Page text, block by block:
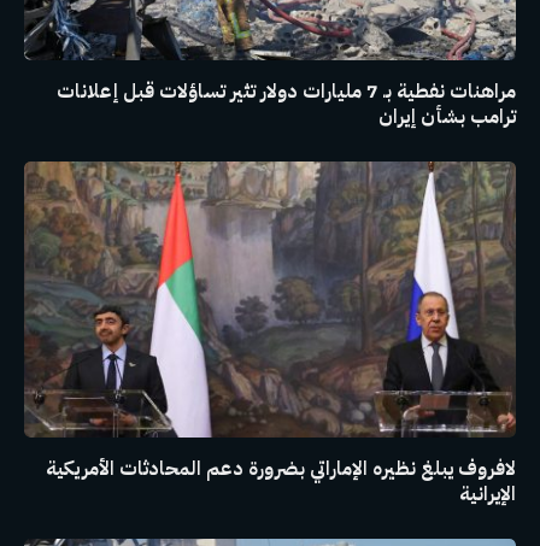
مراهنات نفطية بـ 7 مليارات دولار تثير تساؤلات قبل إعلانات
ترامب بشأن إيران
لافروف يبلغ نظيره الإماراتي بضرورة دعم المحادثات الأمريكية
الإيرانية